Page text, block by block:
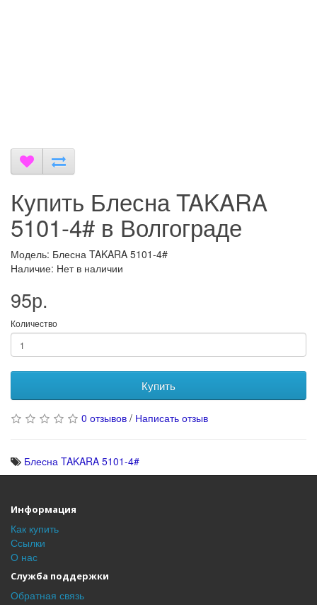
Купить Блесна TAKARA
5101-4# в Волгограде
Модель: Блесна TAKARA 5101-4#
Наличие: Нет в наличии
95р.
Количество
Купить
0 отзывов / Написать отзыв
Блесна TAKARA 5101-4#
Информация
Как купить
Ссылки
О нас
Служба поддержки
Обратная связь